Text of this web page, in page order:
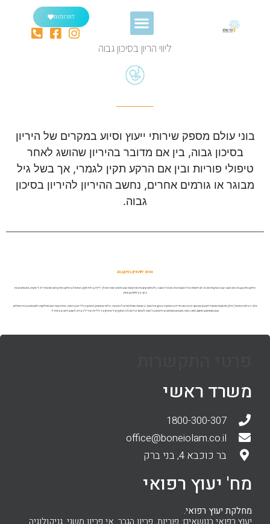
לתרומות
ליווי הריון בסיכון גבוה
בוני עולם מספק שירותי ייעוץ וסיוע במקרים של היריון
בסיכון גבוה, בין אם מדובר בהיריון שהושג לאחר
טיפולי פוריות ובין אם הרקע תקין לגמרי, אך בשל גיל
מבוגר או גורמים אחרים, נחשב ההיריון להיריון בסיכון
גבוה.
אודות ליווי היריון בסיכון גבוה
היריון בסיכון גבוה הוא מצב שבו נשקפת סכנה לבריאותה של האם ההרה או של העובר, ולעתים קרובות הוא קשור גם בחשש מפני מהלך לידה בלתי תקין. הטיפול בהיריון בסיכון הוא ספציפי לכל מקרה, ופעמים רבות
כרוך בעלויות גבוהות.
מלבד עלות הטיפול, חלק מהזוגות מתמודדים גם עם אובדן הכנסה וירידה בתפקוד בעקבות הצורך במנוחה מוחלטת של האישה. הליווי שמספק הארגון כולל ייעוץ רפואי, יצירת קשר עם מחלקות רלוונטיות בבתי החולים
ועם מומחים בתחום, סיוע כספי, ומענים נוספים הנדרשים על מנת לשמור על מהלכו התקין של ההיריון עד ללידה של ילד בריא לאם בריאה בעזרת ד'.
משרד ראשי
1800-300-307
office@boneiolam.co.il
בר כוכבא 4, בני ברק
מח' יעוץ רפואי
מחלקת יעוץ רפואי.